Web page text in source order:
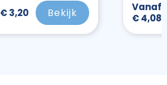
€ 3,20 Bekijk Vanaf
€ 4,08